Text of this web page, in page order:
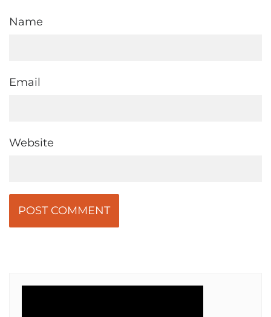
Name
Email
Website